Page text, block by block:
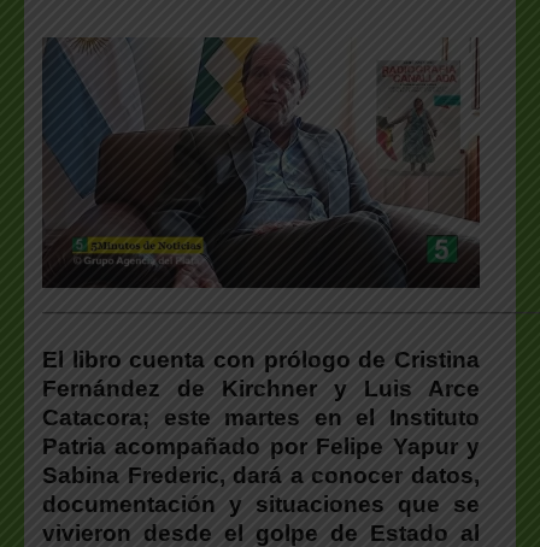
El libro cuenta con prólogo de Cristina
Fernández de Kirchner y Luis Arce
Catacora; este martes en el Instituto
Patria acompañado por Felipe Yapur y
Sabina Frederic, dará a conocer datos,
documentación y situaciones que se
vivieron desde el golpe de Estado al